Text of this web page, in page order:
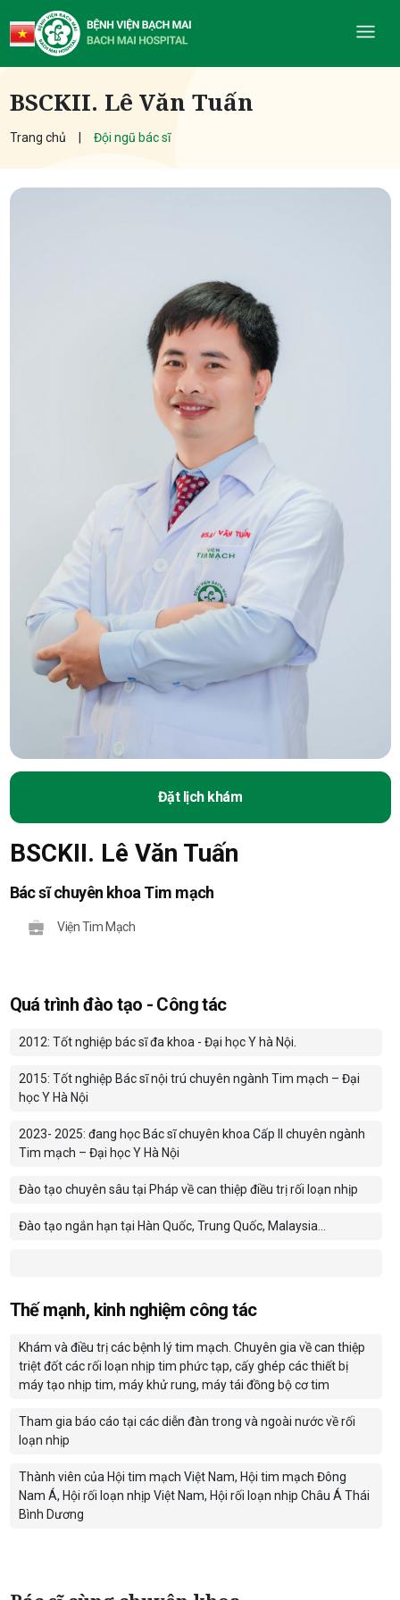
BSCKII. Lê Văn Tuấn
Trang chủ Đội ngũ bác sĩ
Đặt lịch khám
BSCKII. Lê Văn Tuấn
Bác sĩ chuyên khoa Tim mạch
Viện Tim Mạch
Quá trình đào tạo - Công tác
2012: Tốt nghiệp bác sĩ đa khoa - Đại học Y hà Nội.
2015: Tốt nghiệp Bác sĩ nội trú chuyên ngành Tim mạch – Đại
học Y Hà Nội
2023- 2025: đang học Bác sĩ chuyên khoa Cấp II chuyên ngành
Tim mạch – Đại học Y Hà Nội
Đào tạo chuyên sâu tại Pháp về can thiệp điều trị rối loạn nhịp
Đào tạo ngắn hạn tại Hàn Quốc, Trung Quốc, Malaysia...
Thế mạnh, kinh nghiệm công tác
Khám và điều trị các bệnh lý tim mạch. Chuyên gia về can thiệp
triệt đốt các rối loạn nhịp tim phức tạp, cấy ghép các thiết bị
máy tạo nhịp tim, máy khử rung, máy tái đồng bộ cơ tim
Tham gia báo cáo tại các diễn đàn trong và ngoài nước về rối
loạn nhịp
Thành viên của Hội tim mạch Việt Nam, Hội tim mạch Đông
Nam Á, Hội rối loạn nhịp Việt Nam, Hội rối loạn nhịp Châu Á Thái
Bình Dương